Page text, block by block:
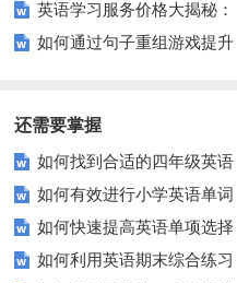
畅交流？这些技巧帮你轻松搞
定！
英语学习服务价格大揭秘：
如何找到性价比高的课程？
如何通过句子重组游戏提升
还需要掌握
如何找到合适的四年级英语
期末测试卷来提高孩子的成绩？
如何有效进行小学英语单词
与短语的默写练习？家长和老师
必看！
如何快速提高英语单项选择
题的得分？
如何利用英语期末综合练习